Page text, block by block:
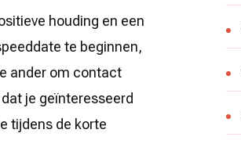
houding en een
te beginnen,
ander om contact
je geïnteresseerd
tijdens de korte